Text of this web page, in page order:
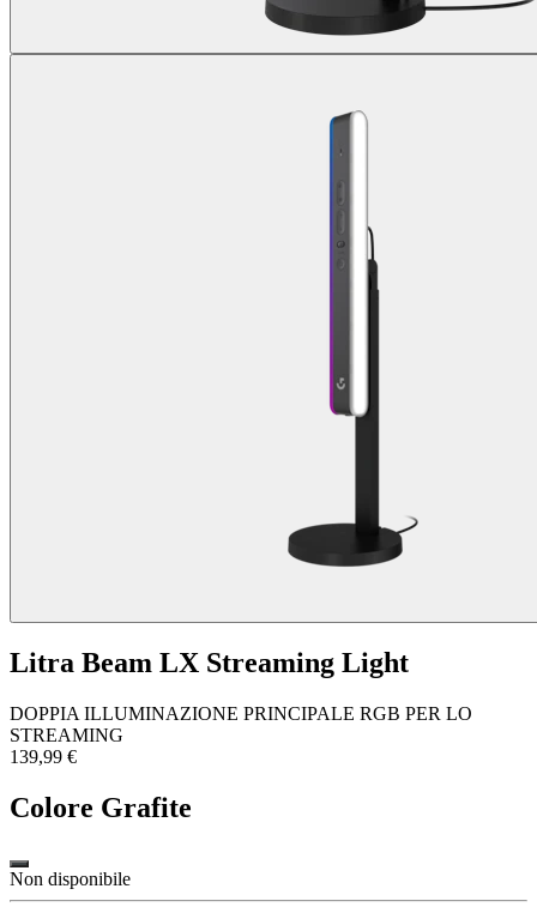
Litra Beam LX Streaming Light
DOPPIA ILLUMINAZIONE PRINCIPALE RGB PER LO
STREAMING
139,99 €
Colore Grafite
Non disponibile